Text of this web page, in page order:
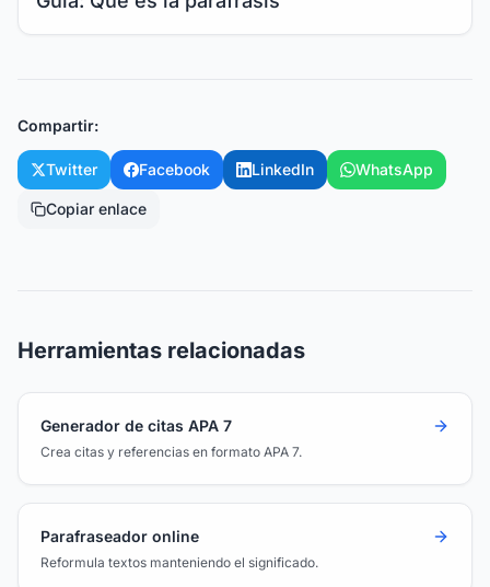
Compartir:
Twitter Facebook LinkedIn WhatsApp
Copiar enlace
Herramientas relacionadas
Generador de citas APA 7
Crea citas y referencias en formato APA 7.
Parafraseador online
Reformula textos manteniendo el significado.